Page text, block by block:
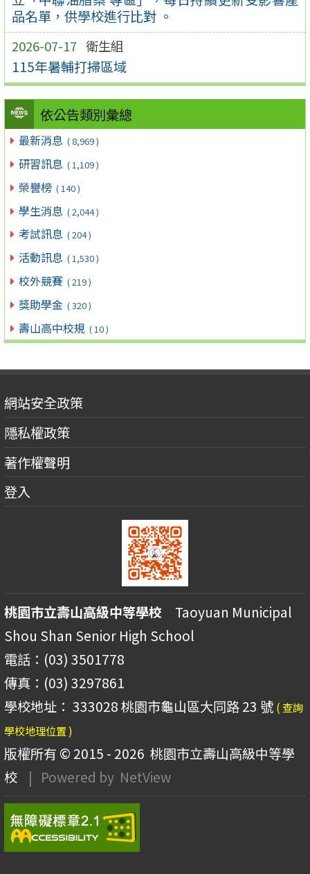
品名單，供學校進行比對 。
2026-07-17 衛生組
115年暑輔打掃區域
依公告類別彙總
最新消息 ( 8,969 )
研習訊息 ( 1,109 )
榮譽榜 ( 140 )
學生消息 ( 2,044 )
考試訊息 ( 204 )
活動訊息 ( 1,530 )
校外競賽 ( 219 )
獎助學金 ( 320 )
壽山高中校規 ( 10 )
網站安全政策
隱私權政策
著作權聲明
登入
桃園市立壽山高級中等學校 Taoyuan Municipal
Shou Shan Senior High School
電話：(03) 3501778
傳真：(03) 3297861
學校地址： 333028 桃園市龜山區大同路 23 號 ( 查詢
學校地理位置 )
版權所有 © 2015 - 2026 桃園市立壽山高級中等學
校
| Powered by NetView